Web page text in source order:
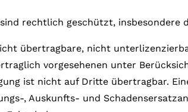
rechtlich geschützt, insbesondere
übertragbare, nicht
vorgesehenen unter
ist nicht auf Dritte übertragbar.
, Auskunfts- und